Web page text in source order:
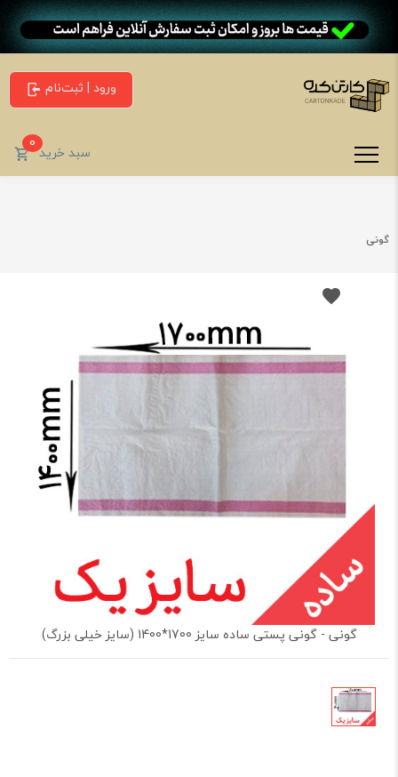
ورود | ثبت‌نام
سبد خرید0
گونی
گونی - گونی پستی ساده سایز 1700*1400 (سایز خیلی بزرگ)